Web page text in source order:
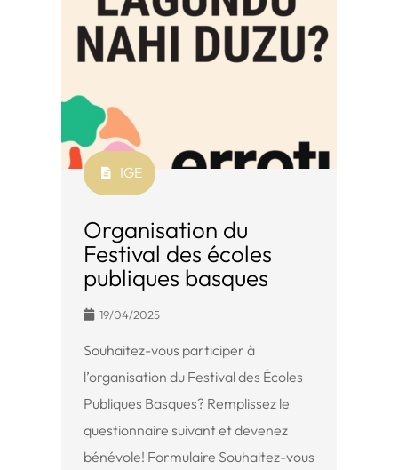
IGE
Organisation du
Festival des écoles
publiques basques
19/04/2025
Souhaitez-vous participer à
l’organisation du Festival des Écoles
Publiques Basques? Remplissez le
questionnaire suivant et devenez
bénévole! Formulaire Souhaitez-vous